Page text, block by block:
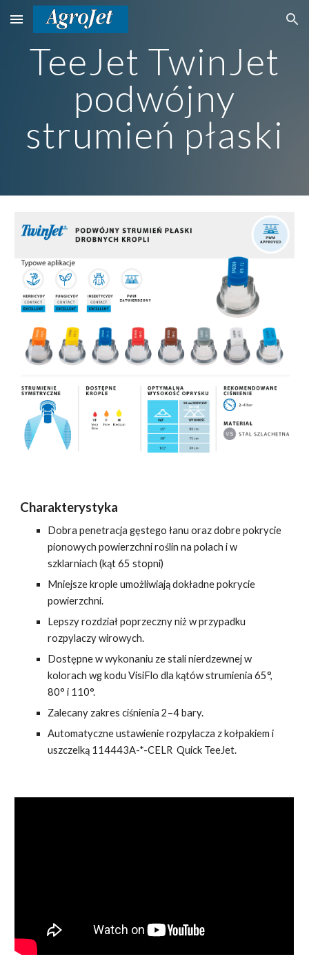
Skip to main content Skip to navigation
TeeJet TwinJet
podwójny
strumień płaski
Charakterystyka
Dobra penetracja gęstego łanu oraz dobre pokrycie
pionowych powierzchni roślin na polach i w
szklarniach (kąt 65 stopni)
Mniejsze krople umożliwiają dokładne pokrycie
powierzchni.
Lepszy rozdział poprzeczny niż w przypadku
rozpylaczy wirowych.
Dostępne w wykonaniu ze stali nierdzewnej w
kolorach wg kodu VisiFlo dla kątów strumienia 65°,
80° i 110°.
Zalecany zakres ciśnienia 2–4 bary.
Automatyczne ustawienie rozpylacza z kołpakiem i
uszczelką 114443A-*-CELR Quick TeeJet.